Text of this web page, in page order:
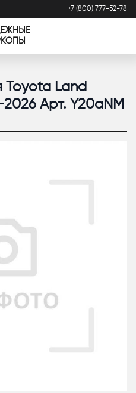
+7 (800) 777-52-78
Land
Арт. Y20aNM